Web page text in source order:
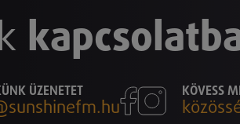
ÜZENETET KÖVESS